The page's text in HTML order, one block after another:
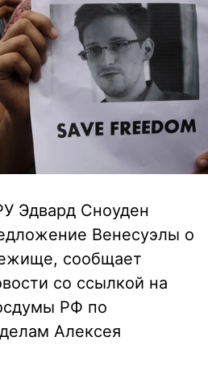
Эдвард Сноуден
Венесуэлы о
сообщает
со ссылкой на
РФ по
Алексея